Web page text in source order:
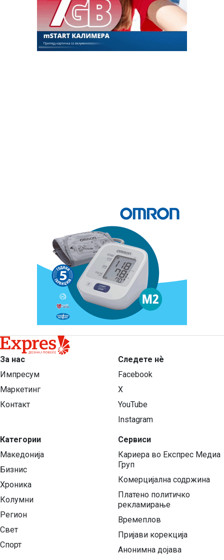
За нас
Импресум
Маркетинг
Контакт
Категории
Македонија
Бизнис
Хроника
Колумни
Регион
Свет
Спорт
Следете нѐ
Facebook
X
YouTube
Instagram
Сервиси
Кариера во Експрес Медиа
Груп
Комерцијална содржина
Платено политичко
рекламирање
Времеплов
Пријави корекција
Анонимна дојава